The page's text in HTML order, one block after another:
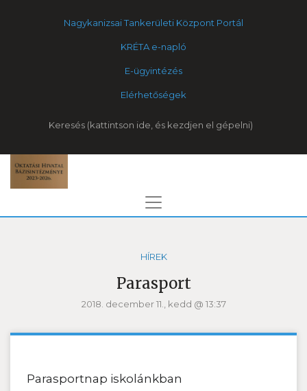
Nagykanizsai Tankerületi Központ Portál
KRÉTA e-napló
E-ügyintézés
Elérhetőségek
Keresés
HÍREK
Parasport
2018. december 11., kedd @ 13:37
Parasportnap iskolánkban